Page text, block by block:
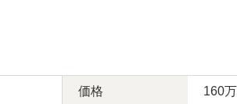
価格 160